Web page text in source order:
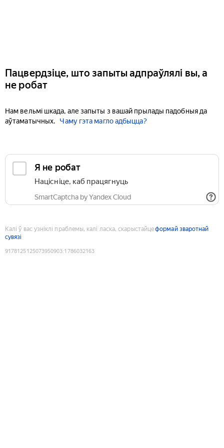
Пацвердзіце, што запыты адпраўлялі вы, а
не робат
Нам вельмі шкада, але запыты з вашай прылады падобныя да
аўтаматычных.
Чаму гэта магло адбыцца?
Я не робат
Націсніце, каб працягнуць
SmartCaptcha by Yandex Cloud
Калі ў вас узніклі праблемы, калі ласка, скарыстайцеформай зваротнай
сувязі
9178125125073950903:1786032163